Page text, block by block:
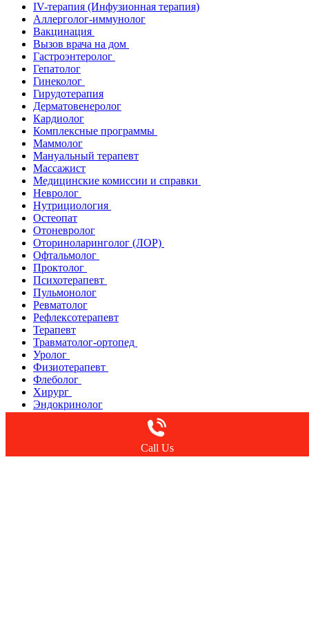
IV-терапия (Инфузионная терапия)
Аллерголог-иммунолог
Вакцинация
Вызов врача на дом
Гастроэнтеролог
Гепатолог
Гинеколог
Гирудотерапия
Дерматовенеролог
Кардиолог
Комплексные программы
Маммолог
Мануальный терапевт
Массажист
Медицинские комиссии и справки
Невролог
Нутрициология
Остеопат
Отоневролог
Оториноларинголог (ЛОР)
Офтальмолог
Проктолог
Психотерапевт
Пульмонолог
Ревматолог
Рефлексотерапевт
Терапевт
Травматолог-ортопед
Уролог
Физиотерапевт
Флеболог
Хирург
Эндокринолог
Аппаратная косметология
Инъекционные методикиCall Us